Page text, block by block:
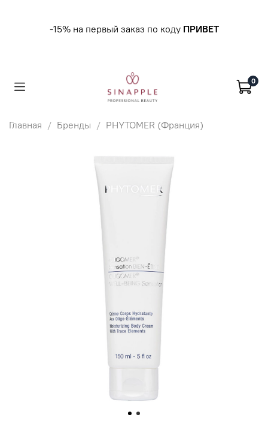
-15% на первый заказ по коду ПРИВЕТ
0
Главная Бренды PHYTOMER (Франция)